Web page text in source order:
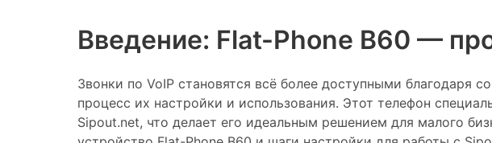
Введение: Flat-Phone B60 —
Звонки по VoIP становятся всё более доступными благодаря
процесс их настройки и использования. Этот телефон
Sipout.net, что делает его идеальным решением для малого